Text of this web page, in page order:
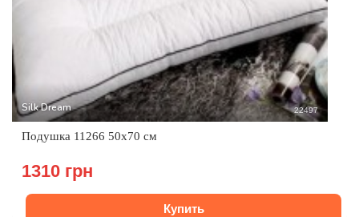
Silk Dream 22497
Подушка 11266 50х70 см
1310 грн
Купить